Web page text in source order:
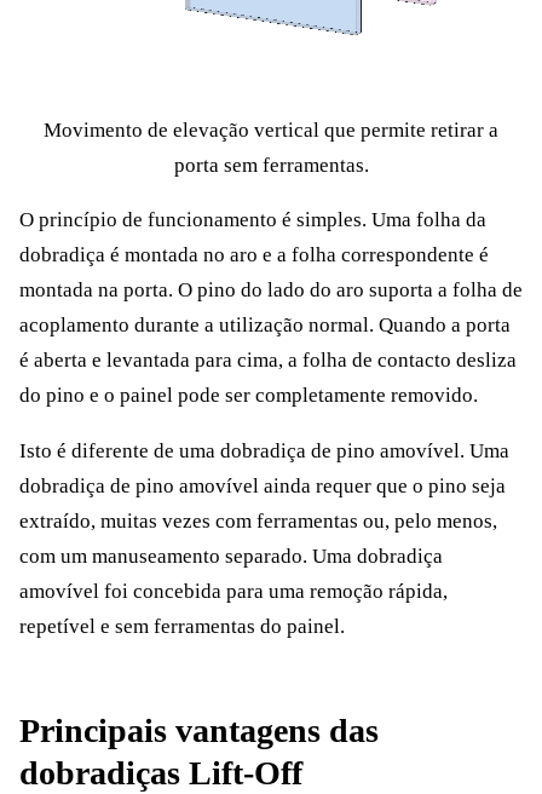
Movimento de elevação vertical que permite retirar a
porta sem ferramentas.
O princípio de funcionamento é simples. Uma folha da
dobradiça é montada no aro e a folha correspondente é
montada na porta. O pino do lado do aro suporta a folha de
acoplamento durante a utilização normal. Quando a porta
é aberta e levantada para cima, a folha de contacto desliza
do pino e o painel pode ser completamente removido.
Isto é diferente de uma dobradiça de pino amovível. Uma
dobradiça de pino amovível ainda requer que o pino seja
extraído, muitas vezes com ferramentas ou, pelo menos,
com um manuseamento separado. Uma dobradiça
amovível foi concebida para uma remoção rápida,
repetível e sem ferramentas do painel.
Principais vantagens das
dobradiças Lift-Off